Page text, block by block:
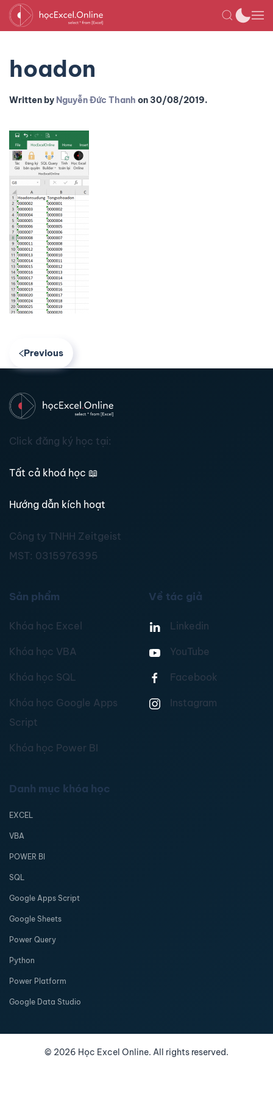
hoadon
Written by Nguyễn Đức Thanh on 30/08/2019.
Previous
Click đăng ký học tại:
Tất cả khoá học 📖
Hướng dẫn kích hoạt
Công ty TNHH Zeitgeist
MST: 0315976395
Sản phẩm
Khóa học Excel
Khóa học VBA
Khóa học SQL
Khóa học Google Apps
Script
Khóa học Power BI
Về tác giả
Linkedin
YouTube
Facebook
Instagram
Danh mục khóa học
EXCEL
VBA
POWER BI
SQL
Google Apps Script
Google Sheets
Power Query
Python
Power Platform
Google Data Studio
© 2026 Học Excel Online. All rights reserved.